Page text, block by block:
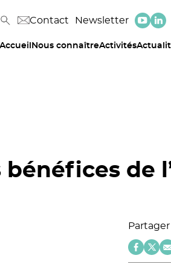
Contact Newsletter
Accueil Nous connaîtreActivités
de
Partager